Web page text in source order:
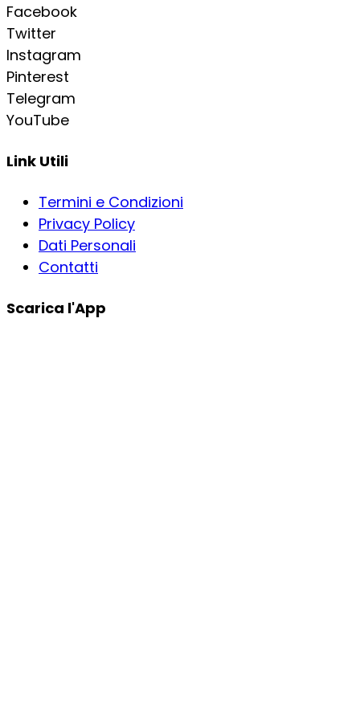
Facebook
Twitter
Instagram
Pinterest
Telegram
YouTube
Link Utili
Termini e Condizioni
Privacy Policy
Dati Personali
Contatti
Scarica l'App